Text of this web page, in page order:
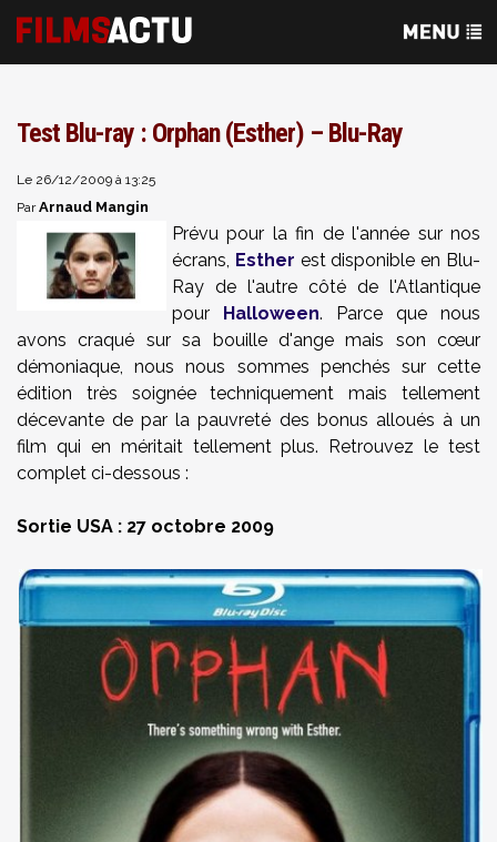
Test Blu-ray : Orphan (Esther) – Blu-Ray
Le 26/12/2009 à 13:25
ParArnaud Mangin
Prévu pour la fin de l'année sur nos
écrans, Esther est disponible en Blu-
Ray de l'autre côté de l'Atlantique
pour Halloween. Parce que nous
avons craqué sur sa bouille d'ange mais son cœur
démoniaque, nous nous sommes penchés sur cette
édition très soignée techniquement mais tellement
décevante de par la pauvreté des bonus alloués à un
film qui en méritait tellement plus. Retrouvez le test
complet ci-dessous :
Sortie USA : 27 octobre 2009